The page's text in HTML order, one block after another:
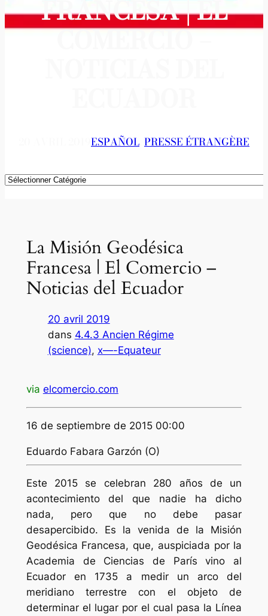
FRANCESA | EL
COMERCIO –
ESPAÑOL PRESSE ÉTRANGÈRE
Catégories
La Misión Geodésica
Francesa | El Comercio –
Noticias del Ecuador
20 avril 2019
dans 4.4.3 Ancien Régime
(science), x—-Equateur
via elcomercio.com
16 de septiembre de 2015 00:00
Eduardo Fabara Garzón (O)
Este 2015 se celebran 280 años de un
acontecimiento del que nadie ha dicho
nada, pero que no debe pasar
desapercibido. Es la venida de la Misión
Geodésica Francesa, que, auspiciada por la
Academia de Ciencias de París vino al
Ecuador en 1735 a medir un arco del
meridiano terrestre con el objeto de
determinar el lugar por el cual pasa la Línea